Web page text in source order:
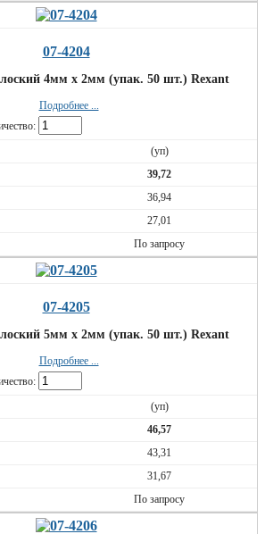
07-4204
4мм х 2мм (упак. 50 шт.) Rexant
Подробнее ...
(уп)
39,72
36,94
27,01
По запросу
07-4205
5мм х 2мм (упак. 50 шт.) Rexant
Подробнее ...
(уп)
46,57
43,31
31,67
По запросу